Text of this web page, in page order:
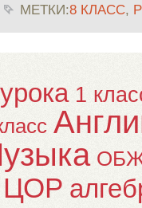
МЕТКИ:8 КЛАСС,
1
ЦОР